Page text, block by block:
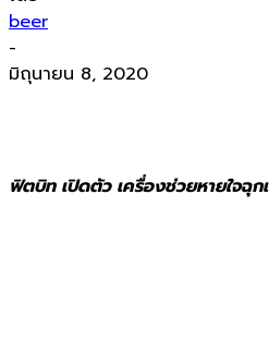
beer
-
มิถุนายน 8, 2020
ฟิตบิท เปิดตัว เครื่องช่วยหายใจฉุ